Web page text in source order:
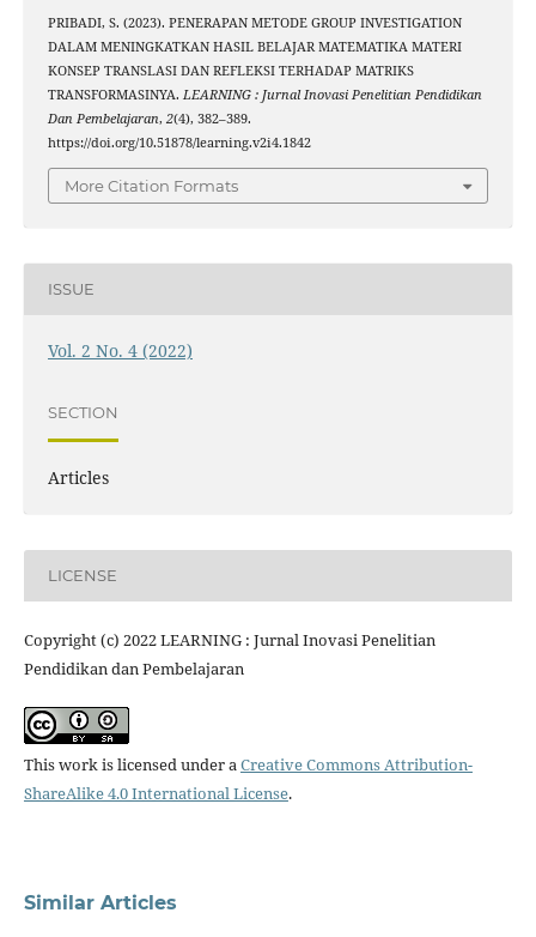
PRIBADI, S. (2023). PENERAPAN METODE GROUP INVESTIGATION
DALAM MENINGKATKAN HASIL BELAJAR MATEMATIKA MATERI
KONSEP TRANSLASI DAN REFLEKSI TERHADAP MATRIKS
TRANSFORMASINYA. LEARNING : Jurnal Inovasi Penelitian Pendidikan
Dan Pembelajaran, 2(4), 382–389.
https://doi.org/10.51878/learning.v2i4.1842
More Citation Formats
ISSUE
Vol. 2 No. 4 (2022)
SECTION
Articles
LICENSE
Copyright (c) 2022 LEARNING : Jurnal Inovasi Penelitian
Pendidikan dan Pembelajaran
This work is licensed under aCreative Commons Attribution-
ShareAlike 4.0 International License.
Similar Articles